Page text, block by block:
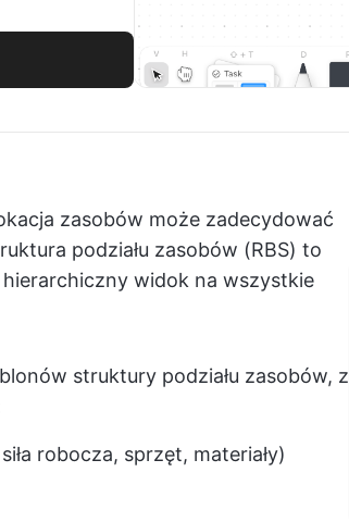
zasobów może zadecydować
podziału zasobów (RBS) to
widok na wszystkie
struktury podziału zasobów, z
robocza, sprzęt, materiały)